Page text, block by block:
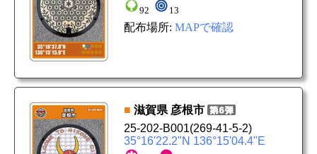
92 13
配布場所: MAPで確認
■ 滋賀県 彦根市
25-202-B001(269-41-5-2)
35°16'22.2"N 136°15'04.4"E